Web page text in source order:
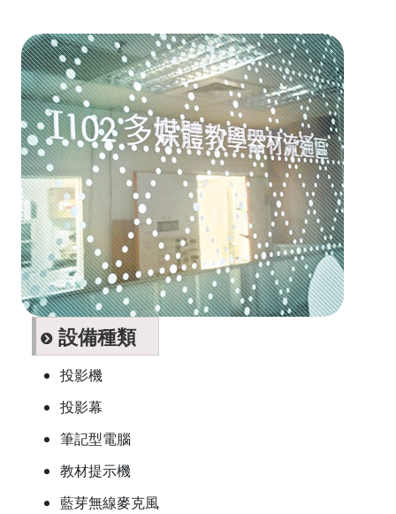
設備種類
投影機
投影幕
筆記型電腦
教材提示機
藍芽無線麥克風